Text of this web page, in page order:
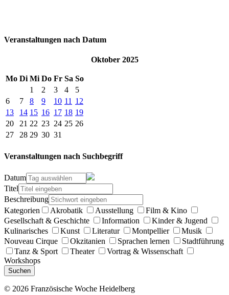
Veranstaltungen nach Datum
Oktober 2025
Mo Di Mi Do Fr Sa So
1
2 3 4
5
6
7 8 9 10 11 12
13
14 15 16 17 18 19
20
21 22 23 24 25 26
27
28 29 30 31
Veranstaltungen nach Suchbegriff
Datum
Titel
Beschreibung
Kategorien
Akrobatik Ausstellung
Film & Kino
Gesellschaft & Geschichte
Information
Kinder & Jugend
Kulinarisches
Kunst Literatur Montpellier
Musik
Nouveau Cirque
Okzitanien Sprachen lernen
Stadtführung
Tanz & Sport
Theater
Vortrag & Wissenschaft
Workshops
Suchen
© 2026 Französische Woche Heidelberg